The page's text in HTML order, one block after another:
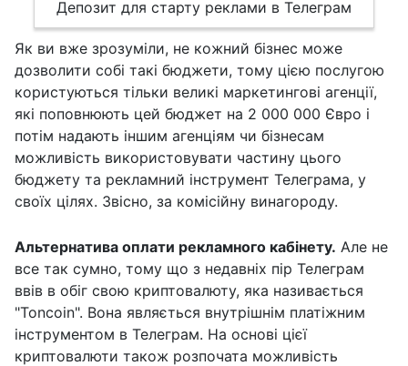
Депозит для старту реклами в Телеграм
Як ви вже зрозуміли, не кожний бізнес може
дозволити собі такі бюджети, тому цією послугою
користуються тільки великі маркетингові агенції,
які поповнюють цей бюджет на 2 000 000 Євро і
потім надають іншим агенціям чи бізнесам
можливість використовувати частину цього
бюджету та рекламний інструмент Телеграма, у
своїх цілях. Звісно, за комісійну винагороду.
Альтернатива оплати рекламного кабінету. Але не
все так сумно, тому що з недавніх пір Телеграм
ввів в обіг свою криптовалюту, яка називається
"Toncoin". Вона являється внутрішнім платіжним
інструментом в Телеграм. На основі цієї
криптовалюти також розпочата можливість